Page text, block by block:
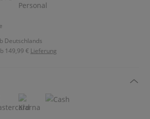
Deutschlands
149,99 € Lieferung